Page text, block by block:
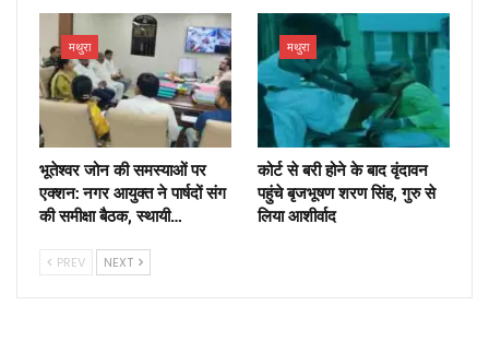
मथुरा
भूतेश्वर जोन की समस्याओं पर
एक्शन: नगर आयुक्त ने पार्षदों संग
की समीक्षा बैठक, स्थायी…
मथुरा
कोर्ट से बरी होने के बाद वृंदावन
पहुंचे बृजभूषण शरण सिंह, गुरु से
लिया आशीर्वाद
PREV NEXT